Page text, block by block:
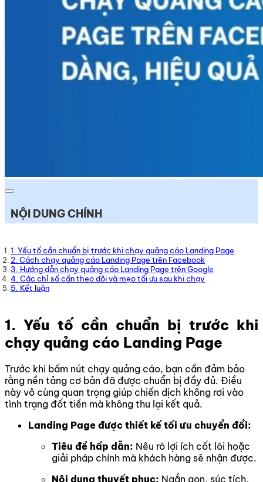
NỘI DUNG CHÍNH
1. Yếu tố cần chuẩn bị trước khi chạy quảng cáo Landing Page
2. Cách chạy quảng cáo Landing Page trên Facebook
3. Hướng dẫn chạy quảng cáo Landing Page trên Google
4. Các chỉ số cần theo dõi và mẹo tối ưu sau khi chạy
5. Kết luận
1. Yếu tố cần chuẩn bị trước khi
chạy quảng cáo Landing Page
Trước khi bấm nút chạy quảng cáo, bạn cần đảm bảo
rằng nền tảng cơ bản đã được chuẩn bị đầy đủ. Điều
này vô cùng quan trọng giúp chiến dịch không rơi vào
tình trạng đốt tiền mà không thu lại kết quả.
Landing Page được thiết kế tối ưu chuyển đổi:
Tiêu đề hấp dẫn: Nêu rõ lợi ích cốt lõi hoặc
giải pháp chính mà khách hàng sẽ nhận được.
Nội dung thuyết phục: Ngắn gọn, súc tích,